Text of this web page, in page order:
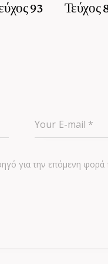
93 Τεύχος
για την επόμενη